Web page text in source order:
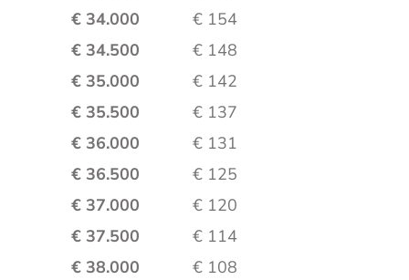
€ 34.000
€ 154
€ 34.500
€ 148
€ 35.000
€ 142
€ 35.500
€ 137
€ 36.000
€ 131
€ 36.500
€ 125
€ 37.000
€ 120
€ 37.500
€ 114
€ 38.000
€ 108